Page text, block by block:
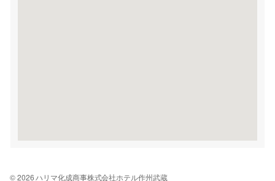
© 2026 ハリマ化成商事株式会社ホテル作州武蔵